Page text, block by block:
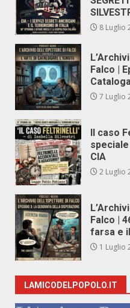
8 Luglio
Falco |
7 Luglio
Il caso
CIA
2 Luglio
Falco |
farsa e
1 Luglio
LAMICODELPOPOLO.IT